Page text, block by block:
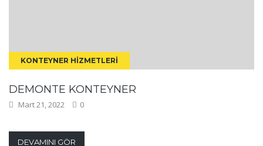
KONTEYNER HIZMETLERI
DEMONTE KONTEYNER
Mart 21, 2022 0
DEVAMINI GÖR